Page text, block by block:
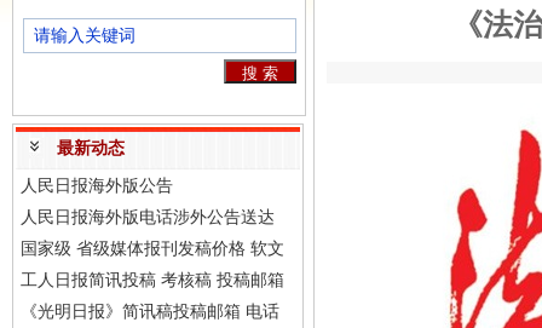
最新动态
人民日报海外版公告
人民日报海外版电话涉外公告送达
国家级 省级媒体报刊发稿价格 软文
工人日报简讯投稿 考核稿 投稿邮箱
《光明日报》简讯稿投稿邮箱 电话
《法